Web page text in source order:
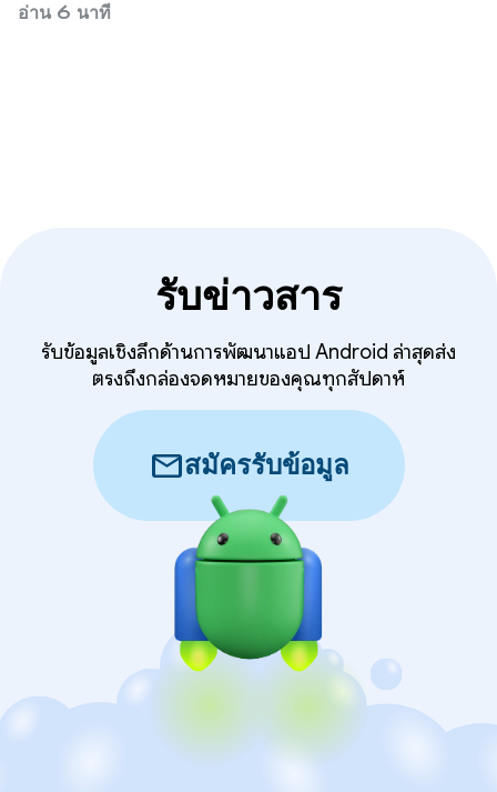
เวอร์ชัน 1.11 (ดูการแมป BOM แบบเต็ม), เครื่องมือแก้ไขข้อ
อ่าน 6 นาที
รับข่าวสาร
รับข้อมูลเชิงลึกด้านการพัฒนาแอป Android ล่าสุดส่ง
ตรงถึงกล่องจดหมายของคุณทุกสัปดาห์
mailสมัครรับข้อมูล